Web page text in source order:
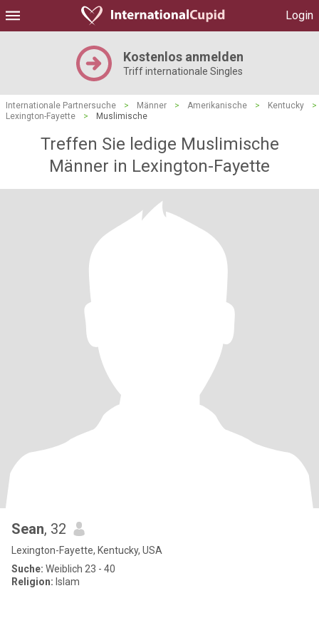
Login
Kostenlos anmelden
Triff internationale Singles
Internationale Partnersuche > Männer > Amerikanische > Kentucky
>
Lexington-Fayette
> Muslimische
Treffen Sie ledige Muslimische
Männer in Lexington-Fayette
Sean, 32
Lexington-Fayette, Kentucky, USA
Suche: Weiblich 23 - 40
Religion: Islam